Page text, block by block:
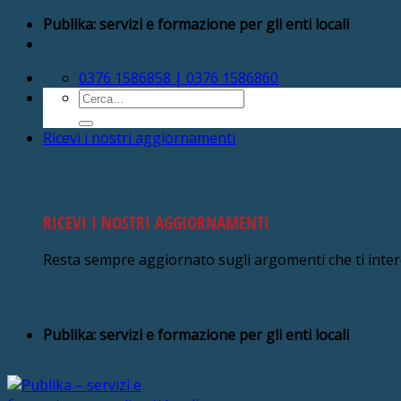
Salta Publika: servizi e formazione per gli enti locali
0376 1586858 | 0376 1586860
Cerca:
Ricevi i nostri aggiornamenti
RICEVI I NOSTRI AGGIORNAMENTI
Resta sempre aggiornato sugli argomenti che ti
Publika: servizi e formazione per gli enti locali